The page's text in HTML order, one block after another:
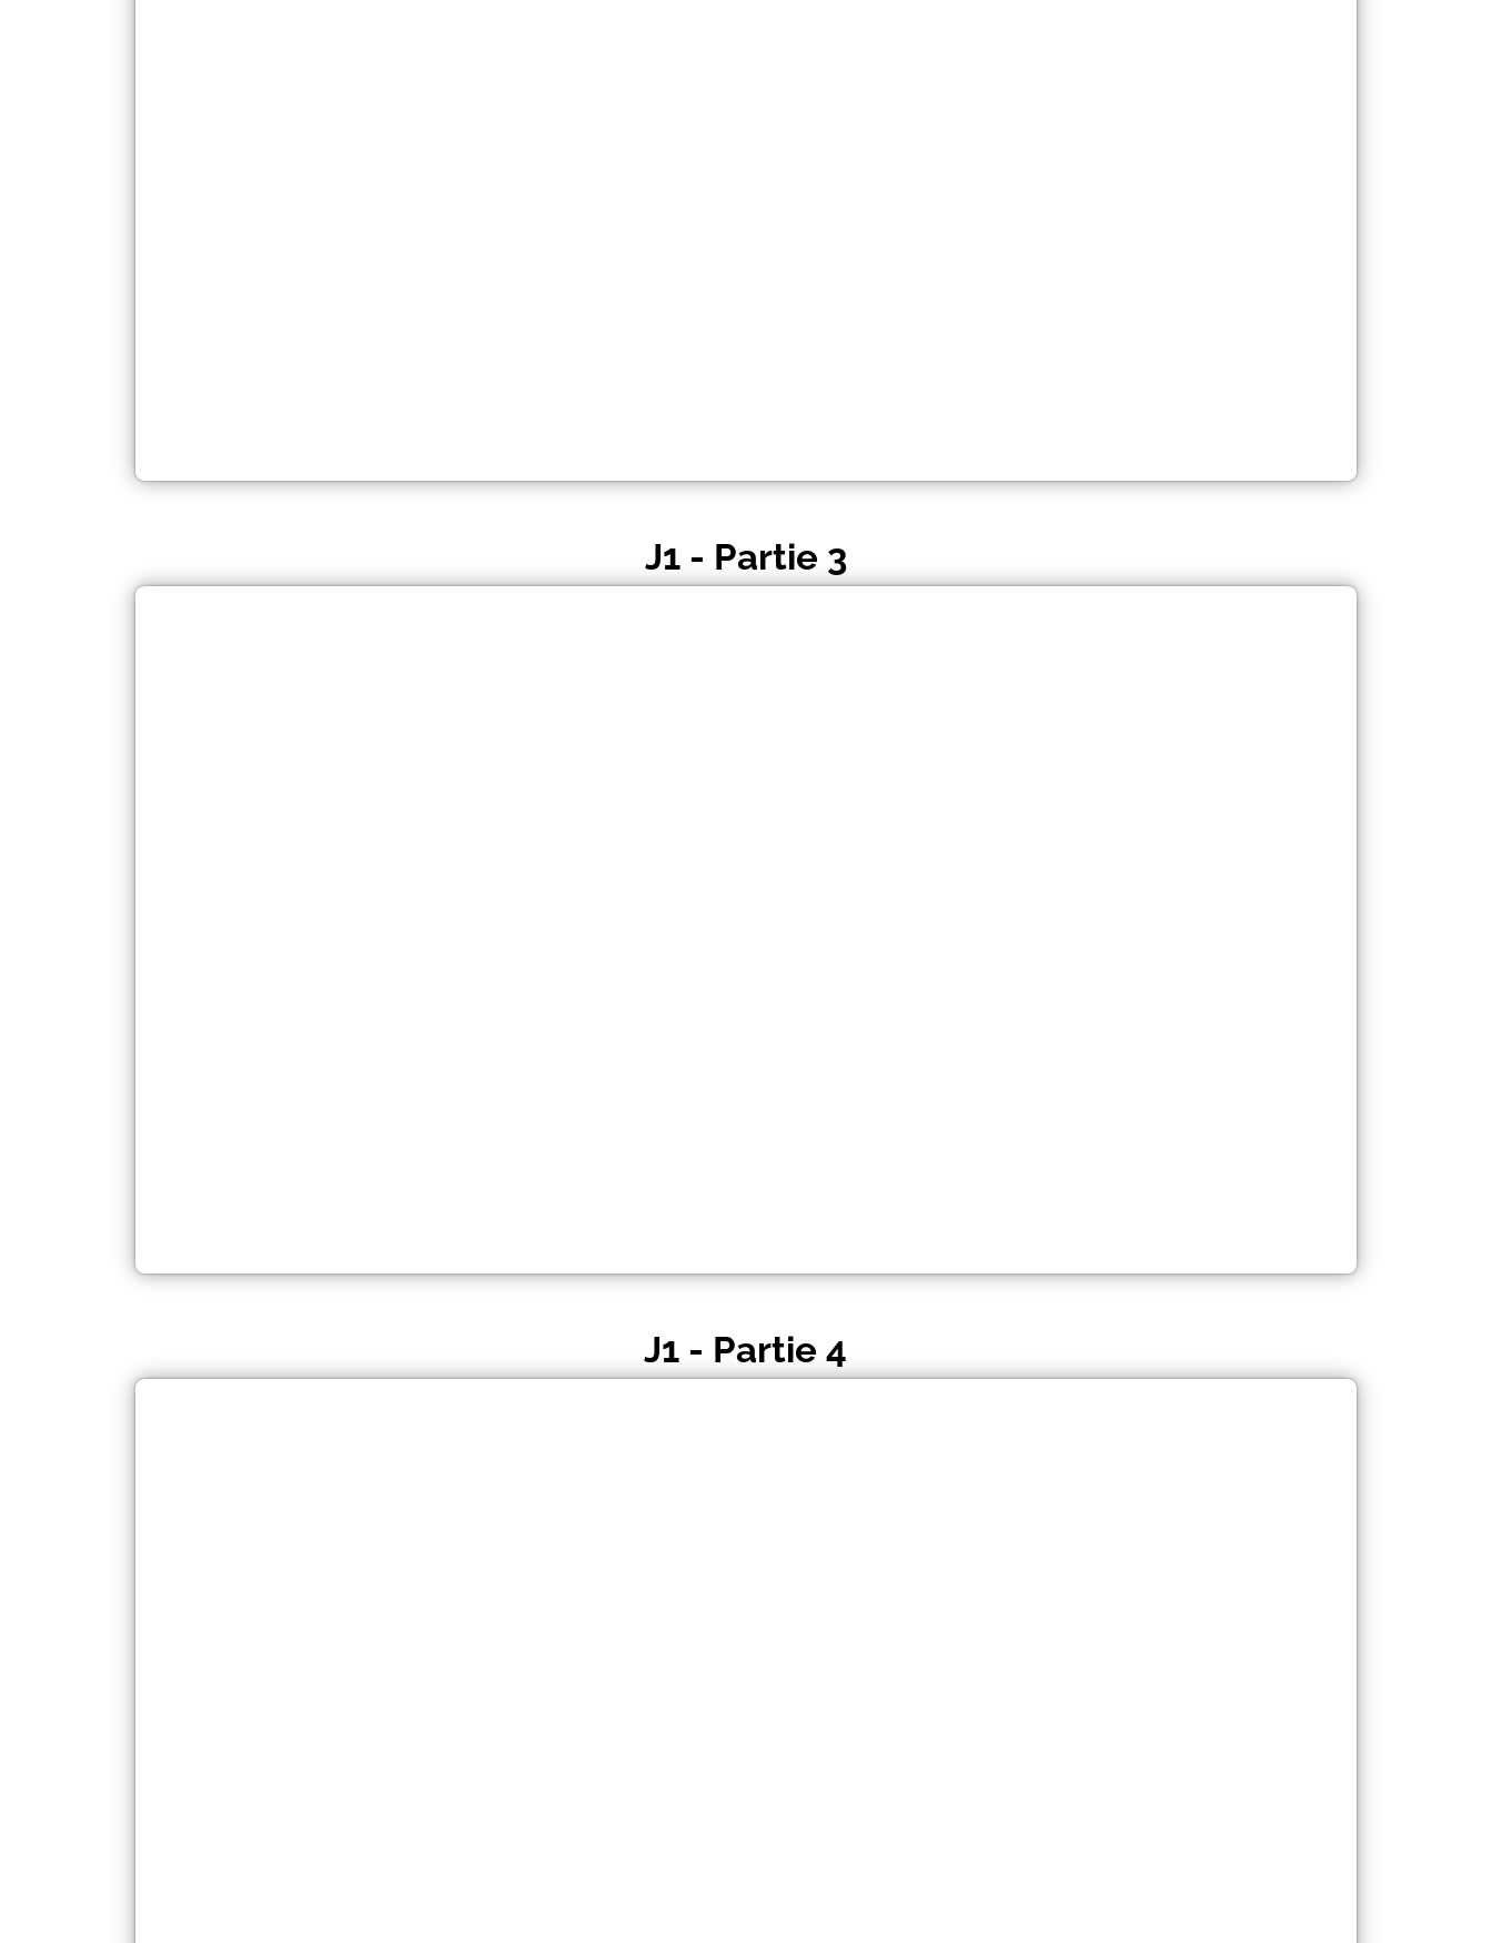
J1 - Partie 3
J1 - Partie 4